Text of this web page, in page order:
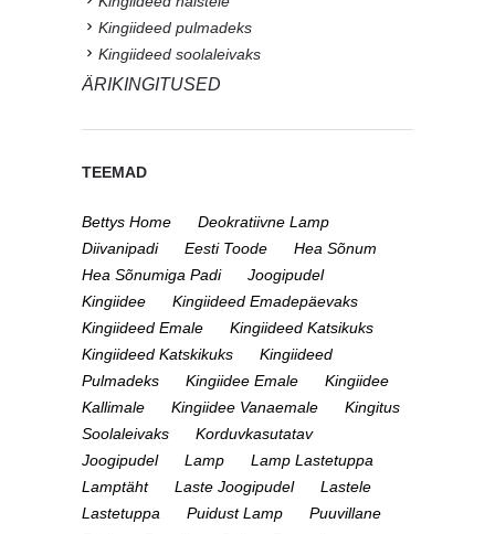
Kingiideed pulmadeks
Kingiideed soolaleivaks
ÄRIKINGITUSED
TEEMAD
Bettys Home
Deokratiivne Lamp
Diivanipadi
Eesti Toode
Hea Sõnum
Hea Sõnumiga Padi
Joogipudel
Kingiidee
Kingiideed Emadepäevaks
Kingiideed Emale
Kingiideed Katsikuks
Kingiideed Katskikuks
Kingiideed
Pulmadeks
Kingiidee Emale
Kingiidee
Kallimale
Kingiidee Vanaemale
Kingitus
Soolaleivaks
Korduvkasutatav
Joogipudel
Lamp
Lamp Lastetuppa
Lamptäht
Laste Joogipudel
Lastele
Lastetuppa
Puidust Lamp
Puuvillane